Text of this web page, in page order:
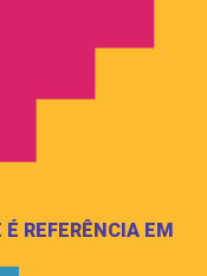
REFERÊNCIA EM